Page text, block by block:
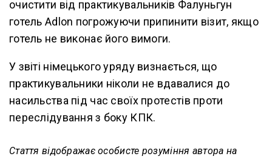
очистити від практикувальників Фалуньгун
готель Adlon погрожуючи припинити візит, якщо
готель не виконає його вимоги.
У звіті німецького уряду визнається, що
практикувальники ніколи не вдавалися до
насильства під час своїх протестів проти
переслідування з боку КПК.
Стаття відображає особисте розуміння автора на